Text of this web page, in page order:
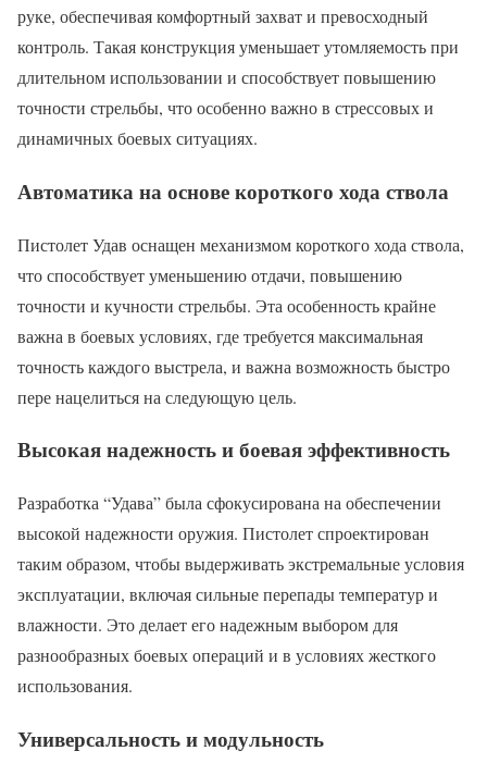
руке, обеспечивая комфортный захват и превосходный
контроль. Такая конструкция уменьшает утомляемость при
длительном использовании и способствует повышению
точности стрельбы, что особенно важно в стрессовых и
динамичных боевых ситуациях.
Автоматика на основе короткого хода ствола
Пистолет Удав оснащен механизмом короткого хода ствола,
что способствует уменьшению отдачи, повышению
точности и кучности стрельбы. Эта особенность крайне
важна в боевых условиях, где требуется максимальная
точность каждого выстрела, и важна возможность быстро
пере нацелиться на следующую цель.
Высокая надежность и боевая эффективность
Разработка “Удава” была сфокусирована на обеспечении
высокой надежности оружия. Пистолет спроектирован
таким образом, чтобы выдерживать экстремальные условия
эксплуатации, включая сильные перепады температур и
влажности. Это делает его надежным выбором для
разнообразных боевых операций и в условиях жесткого
использования.
Универсальность и модульность